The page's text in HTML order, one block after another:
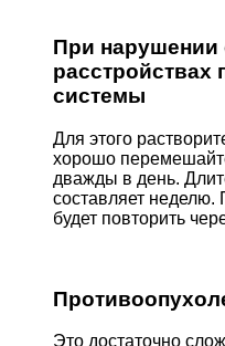
При нарушении
расстройствах
системы
Для этого
хорошо
дважды в день.
составляет
будет повторить
Это достаточно